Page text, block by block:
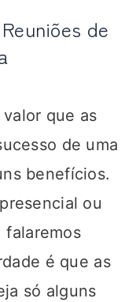
de
que as
de uma
benefícios.
ou
é que as
só alguns